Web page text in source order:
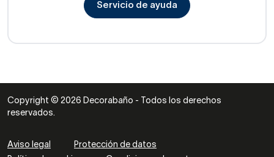
Servicio de ayuda
Copyright © 2026 Decorabaño - Todos los derechos
reservados.
Aviso legal
Protección de datos